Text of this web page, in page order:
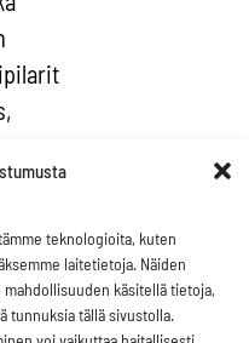
teknologioita, kuten
laitetietoja. Näiden
käsitellä tietoja,
tunnuksia tällä sivustolla.
niin